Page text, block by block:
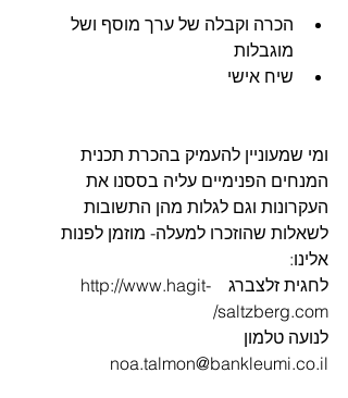
הכרה וקבלה של ערך מוסף ושל
מוגבלות
שיח אישי
ומי שמעוניין להעמיק בהכרת תכנית
המנחים הפנימיים עליה בססנו את
העקרונות וגם לגלות מהן התשובות
לשאלות שהוזכרו למעלה- מוזמן לפנות
אלינו:
לחגית זלצברג    http://www.hagit-
saltzberg.com/
לנועה טלמון
noa.talmon@bankleumi.co.il